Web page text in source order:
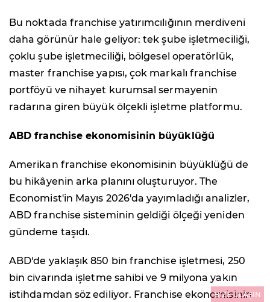
Bu noktada franchise yatırımcılığının merdiveni
daha görünür hale geliyor: tek şube işletmeciliği,
çoklu şube işletmeciliği, bölgesel operatörlük,
master franchise yapısı, çok markalı franchise
portföyü ve nihayet kurumsal sermayenin
radarına giren büyük ölçekli işletme platformu.
ABD franchise ekonomisinin büyüklüğü
Amerikan franchise ekonomisinin büyüklüğü de
bu hikâyenin arka planını oluşturuyor. The
Economist'in Mayıs 2026'da yayımladığı analizler,
ABD franchise sisteminin geldiği ölçeği yeniden
gündeme taşıdı.
ABD'de yaklaşık 850 bin franchise işletmesi, 250
bin civarında işletme sahibi ve 9 milyona yakın
istihdamdan söz ediliyor. Franchise ekonomisinin
BİZE ULAŞIN